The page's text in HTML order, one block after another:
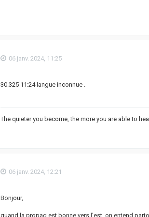
06 janv. 2024, 11:25
30.325 11:24 langue inconnue .
The quieter you become, the more you are able to
06 janv. 2024, 12:21
Bonjour,
quand la propag est bonne vers l'est, on entend